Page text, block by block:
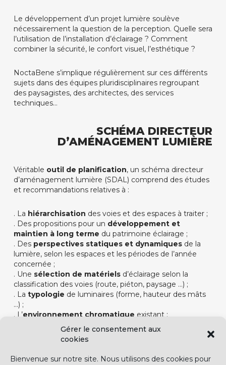
Gérer le consentement aux
cookies
Bienvenue sur notre site. Nous utilisons des cookies pour
Le développement d’un projet lumière soulève
nécessairement la question de la perception. Quelle sera
l’utilisation de l’installation d’éclairage ? Comment
combiner la sécurité, le confort visuel, l’esthétique ?
NoctaBene s’implique régulièrement sur ces différents
sujets dans des équipes pluridisciplinaires regroupant
des paysagistes, des architectes, des services
techniques…
SCHÉMA DIRECTEUR
D’AMÉNAGEMENT LUMIÈRE
Véritable outil de planification, un schéma directeur
d’aménagement lumière (SDAL) comprend des études
et recommandations relatives à :
. La hiérarchisation des voies et des espaces à traiter ;
. Des propositions pour un développement et
maintien à long terme du patrimoine éclairage ;
. Des perspectives statiques et dynamiquesde la
lumière, selon les espaces et les périodes de l’année
concernée ;
. Une sélection de matérielsd’éclairage selon la
classification des voies (route, piéton, paysage …) ;
. La typologie de luminaires (forme, hauteur des mâts
…) ;
. L’environnement chromatique existant ;
températures de couleurs
. La carte desniveaux d’éclairementset de
nécessaires ;
. La
puissance des sources ;